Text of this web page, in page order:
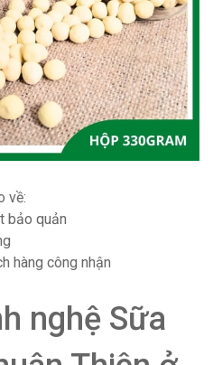
về:
bảo quản
hàng công nhận
nghệ Sữa